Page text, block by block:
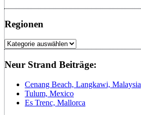
Regionen
Regionen
Neur Strand Beiträge:
Cenang Beach, Langkawi, Malaysia
Tulum, Mexico
Es Trenc, Mallorca